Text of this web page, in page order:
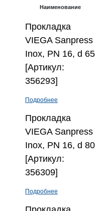
Наименование
Прокладка
VIEGA Sanpress
Inox, PN 16, d 65
[Артикул:
356293]
Подробнее
Прокладка
VIEGA Sanpress
Inox, PN 16, d 80
[Артикул:
356309]
Подробнее